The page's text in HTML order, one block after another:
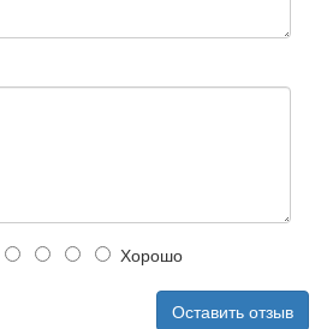
Хорошо
Оставить отзыв